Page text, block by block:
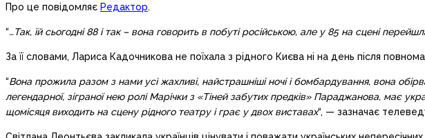
Про це повідомляє Редактор.
“…Так, їй сьогодні 88 і так – вона говорить в побуті російською, але у 85 на сцені
За її словами, Лариса Кадочникова не поїхала з рідного Києва ні на день після
“Вона прожила разом з нами усі жахливі, найстрашніші ночі і бомбардування, вона
легендарної, зіграної нею ролі Марічки з «Тіней забутих предків» Параджанова, має
щомісяця виходить на сцену рідного театру і грає у двох виставах“, — зазначає